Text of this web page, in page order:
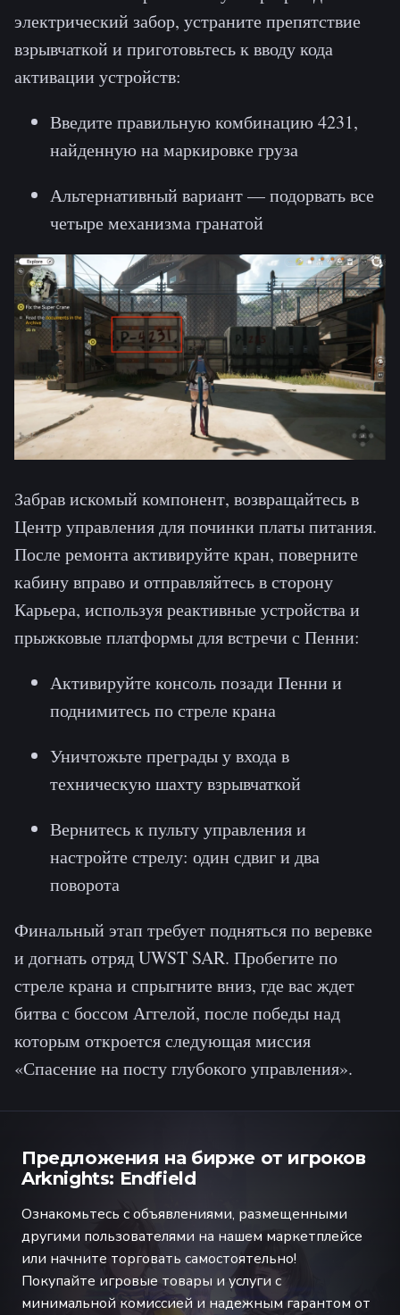
электрический забор, устраните препятствие
взрывчаткой и приготовьтесь к вводу кода
активации устройств:
Введите правильную комбинацию 4231,
найденную на маркировке груза
Альтернативный вариант — подорвать все
четыре механизма гранатой
Забрав искомый компонент, возвращайтесь в
Центр управления для починки платы питания.
После ремонта активируйте кран, поверните
кабину вправо и отправляйтесь в сторону
Карьера, используя реактивные устройства и
прыжковые платформы для встречи с Пенни:
Активируйте консоль позади Пенни и
поднимитесь по стреле крана
Уничтожьте преграды у входа в
техническую шахту взрывчаткой
Вернитесь к пульту управления и
настройте стрелу: один сдвиг и два
поворота
Финальный этап требует подняться по веревке
и догнать отряд UWST SAR. Пробегите по
стреле крана и спрыгните вниз, где вас ждет
битва с боссом Аггелой, после победы над
которым откроется следующая миссия
«Спасение на посту глубокого управления».
Предложения на бирже от игроков
Arknights: Endfield
Ознакомьтесь с объявлениями, размещенными
другими пользователями на нашем маркетплейсе
или начните торговать самостоятельно!
Покупайте игровые товары и услуги с
минимальной комиссией и надежным гарантом от